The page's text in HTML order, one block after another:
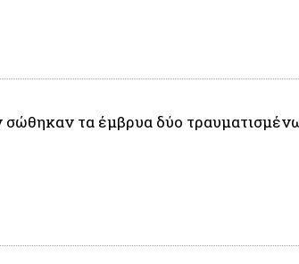
σώθηκαν τα έμβρυα δύο